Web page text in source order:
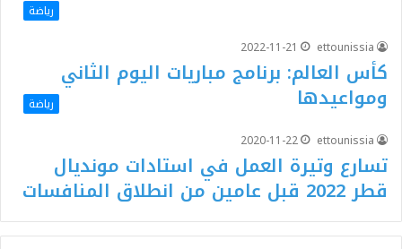
رياضة
ettounissia
2022-11-21
كأس العالم: برنامج مباريات اليوم الثاني
ومواعيدها
رياضة
ettounissia
2020-11-22
تسارع وتيرة العمل في استادات مونديال
قطر 2022 قبل عامين من انطلاق المنافسات